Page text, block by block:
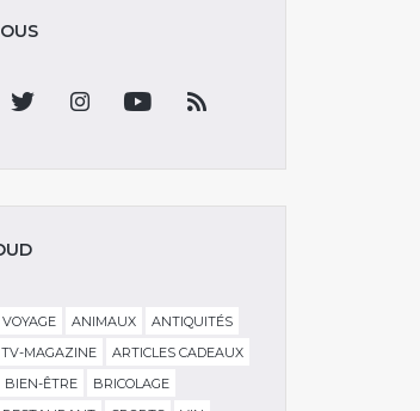
ANIMAUX
ANTIQUITÉS
MAGAZINE
ARTICLES CADEAUX
BIEN-ÊTRE
BRICOLAGE